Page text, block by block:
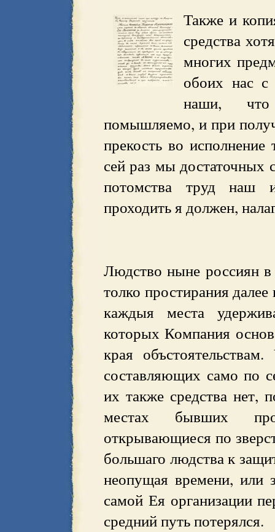
Также и
средства
многих
обоих нас с
наши, что
помышляемо, и при
прекость во
сей раз мы достаточных
потомства труд наш
проходить я должен,
Людство ныне россиян
толко простирания
каждыя места
которых Компания
края
составляющих само по
их также средства нет,
местах бывших
открывающиеся по
большаго людства к
неопущая времени, или
самой Ея организации
средний путь потерялся.